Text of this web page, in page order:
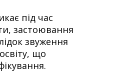
під час
застоювання
звуження
що